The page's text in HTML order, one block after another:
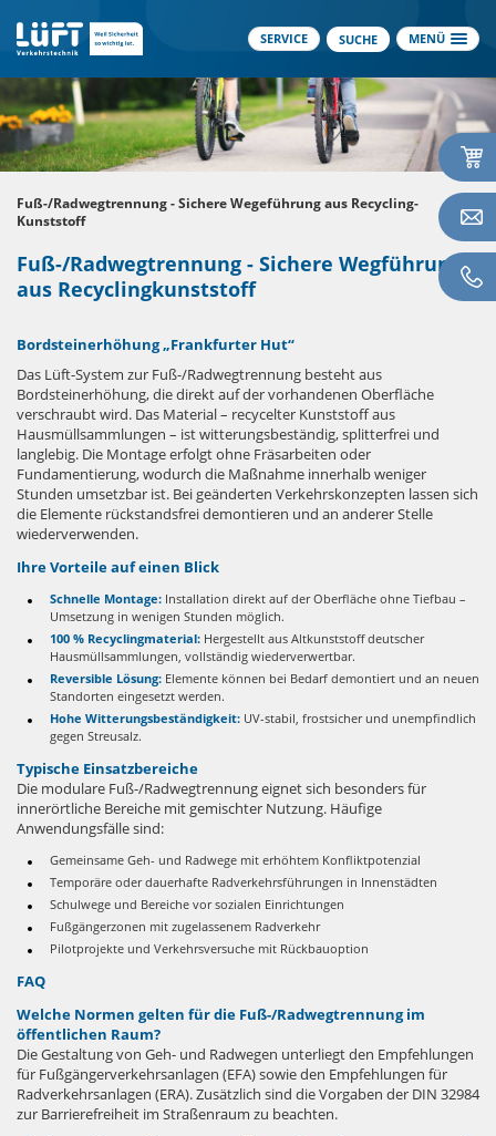
SERVICE SUCHE MENÜ
Fuß-/Radwegtrennung - Sichere Wegeführung aus Recycling-
Kunststoff
Fuß-/Radwegtrennung - Sichere Wegführung
aus Recyclingkunststoff
Bordsteinerhöhung „Frankfurter Hut“
Das Lüft-System zur Fuß-/Radwegtrennung besteht aus
Bordsteinerhöhung, die direkt auf der vorhandenen Oberfläche
verschraubt wird. Das Material – recycelter Kunststoff aus
Hausmüllsammlungen – ist witterungsbeständig, splitterfrei und
langlebig. Die Montage erfolgt ohne Fräsarbeiten oder
Fundamentierung, wodurch die Maßnahme innerhalb weniger
Stunden umsetzbar ist. Bei geänderten Verkehrskonzepten lassen sich
die Elemente rückstandsfrei demontieren und an anderer Stelle
wiederverwenden.
Ihre Vorteile auf einen Blick
Schnelle Montage: Installation direkt auf der Oberfläche ohne Tiefbau –
Umsetzung in wenigen Stunden möglich.
100 % Recyclingmaterial: Hergestellt aus Altkunststoff deutscher
Hausmüllsammlungen, vollständig wiederverwertbar.
Reversible Lösung: Elemente können bei Bedarf demontiert und an neuen
Standorten eingesetzt werden.
Hohe Witterungsbeständigkeit: UV-stabil, frostsicher und unempfindlich
gegen Streusalz.
Typische Einsatzbereiche
Die modulare Fuß-/Radwegtrennung eignet sich besonders für
innerörtliche Bereiche mit gemischter Nutzung. Häufige
Anwendungsfälle sind:
Gemeinsame Geh- und Radwege mit erhöhtem Konfliktpotenzial
Temporäre oder dauerhafte Radverkehrsführungen in Innenstädten
Schulwege und Bereiche vor sozialen Einrichtungen
Fußgängerzonen mit zugelassenem Radverkehr
Pilotprojekte und Verkehrsversuche mit Rückbauoption
FAQ
Welche Normen gelten für die Fuß-/Radwegtrennung im
öffentlichen Raum?
Die Gestaltung von Geh- und Radwegen unterliegt den Empfehlungen
für Fußgängerverkehrsanlagen (EFA) sowie den Empfehlungen für
Radverkehrsanlagen (ERA). Zusätzlich sind die Vorgaben der DIN 32984
zur Barrierefreiheit im Straßenraum zu beachten.